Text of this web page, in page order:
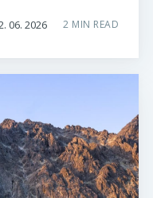
06. 2026 2 MIN READ